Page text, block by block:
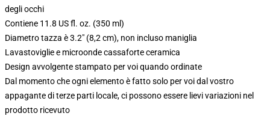
degli occhi
Contiene 11.8 US fl. oz. (350 ml)
Diametro tazza è 3.2" (8,2 cm), non incluso maniglia
Lavastoviglie e microonde cassaforte ceramica
Design avvolgente stampato per voi quando ordinate
Dal momento che ogni elemento è fatto solo per voi dal vostro
appagante di terze parti locale, ci possono essere lievi variazioni nel
prodotto ricevuto